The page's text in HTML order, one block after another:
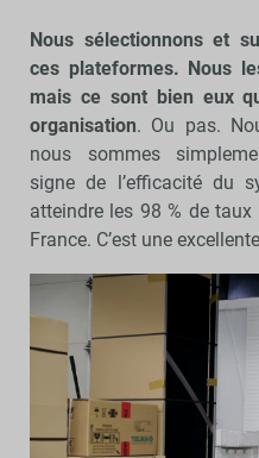
Nous sélectionnons et
ces plateformes. Nous
mais ce sont bien eux
organisation. Ou pas.
nous sommes
signe de l’efficacité du
atteindre les 98 % de taux
France. C’est une